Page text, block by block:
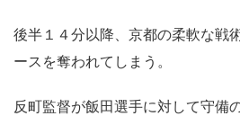
後半１４分以降、京都の柔軟な戦
ースを奪われてしまう。
反町監督が飯田選手に対して守備